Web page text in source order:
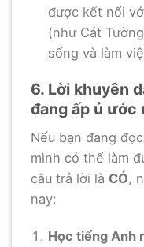
được kết nối
(như Cát
sống và làm
6. Lời khuyên
đang ấp ủ ước
Nếu bạn đang
mình có thể làm
câu trả lời là CÓ,
nay:
Học tiếng Anh